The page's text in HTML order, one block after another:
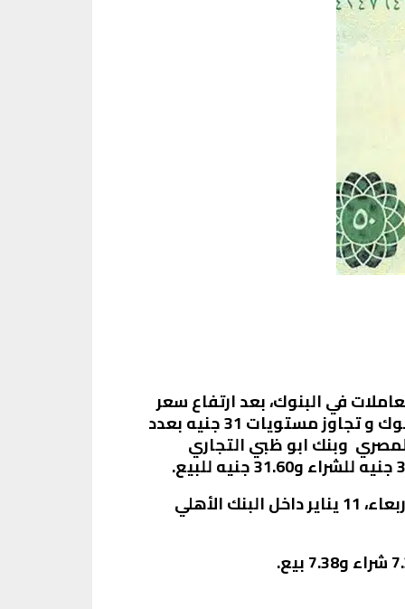
منتصف التعاملات في البنوك، بعد ارتفاع سعر
الدولار الآن داخل البنوك وكسره لحاجز الـ30 جنيه، وشهدت اسعار الدولار وفقا لاخر تحديث في البنوك و تجاوز مستويات 31 جنيه بعدد
وبنك ابو ظبي التجاري
ليتخطى على إثره سعر الريال السعودي سعر الـ8 جنيهات، وارتفع سعر الريال السعودي اليوم الأربعاء، 11 يناير داخل البنك الأهلي